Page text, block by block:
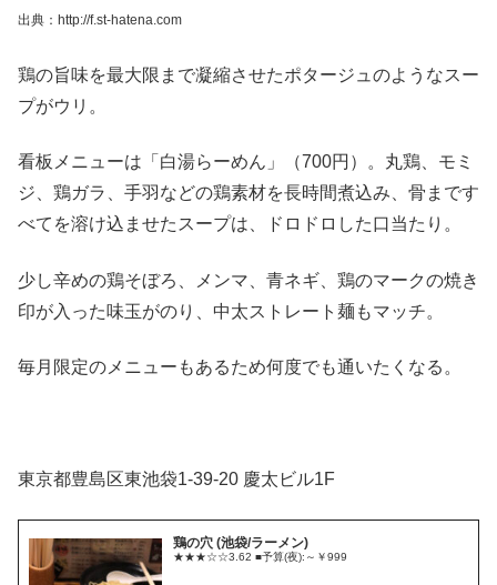
出典：http://f.st-hatena.com
鶏の旨味を最大限まで凝縮させたポタージュのようなスー
プがウリ。
看板メニューは「白湯らーめん」（700円）。丸鶏、モミ
ジ、鶏ガラ、手羽などの鶏素材を長時間煮込み、骨まです
べてを溶け込ませたスープは、ドロドロした口当たり。
少し辛めの鶏そぼろ、メンマ、青ネギ、鶏のマークの焼き
印が入った味玉がのり、中太ストレート麺もマッチ。
毎月限定のメニューもあるため何度でも通いたくなる。
東京都豊島区東池袋1-39-20 慶太ビル1F
鶏の穴 (池袋/ラーメン)
★★★☆☆3.62 ■予算(夜):～￥999